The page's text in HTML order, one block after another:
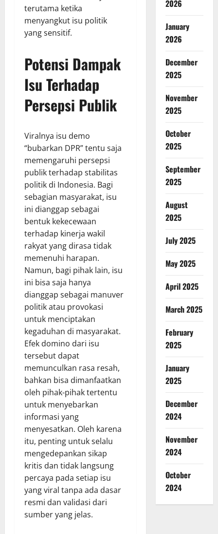
terutama ketika
menyangkut isu politik
yang sensitif.
Potensi Dampak
Isu Terhadap
Persepsi Publik
Viralnya isu demo
“bubarkan DPR” tentu saja
memengaruhi persepsi
publik terhadap stabilitas
politik di Indonesia. Bagi
sebagian masyarakat, isu
ini dianggap sebagai
bentuk kekecewaan
terhadap kinerja wakil
rakyat yang dirasa tidak
memenuhi harapan.
Namun, bagi pihak lain, isu
ini bisa saja hanya
dianggap sebagai manuver
politik atau provokasi
untuk menciptakan
kegaduhan di masyarakat.
Efek domino dari isu
tersebut dapat
memunculkan rasa resah,
bahkan bisa dimanfaatkan
oleh pihak-pihak tertentu
untuk menyebarkan
informasi yang
menyesatkan. Oleh karena
itu, penting untuk selalu
mengedepankan sikap
kritis dan tidak langsung
percaya pada setiap isu
yang viral tanpa ada dasar
resmi dan validasi dari
sumber yang jelas.
2026
January
2026
December
2025
November
2025
October
2025
September
2025
August
2025
July 2025
May 2025
April 2025
March 2025
February
2025
January
2025
December
2024
November
2024
October
2024